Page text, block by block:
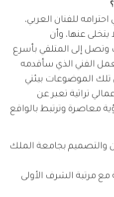
للفنان العربي،
عنها، وأن
إلى المتلقي بأسرع
الفني الذي سأقدمه
تلك الموضوعات بيئتي
تراثية تعبر عن
معاصرة وترتبط بالواقع
والتصميم بجامعة الملك
مع مرتبة الشرف الأولى